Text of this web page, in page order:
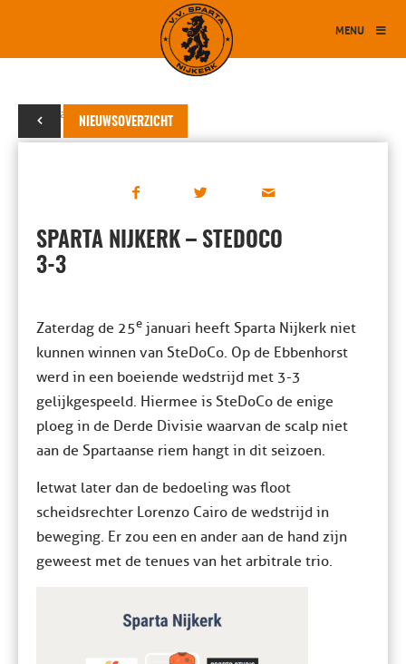
MENU
NIEUWSOVERZICHT
25 januari 2020
SPARTA NIJKERK – STEDOCO
3-3
Zaterdag de 25e januari heeft Sparta Nijkerk niet
kunnen winnen van SteDoCo. Op de Ebbenhorst
werd in een boeiende wedstrijd met 3-3
gelijkgespeeld. Hiermee is SteDoCo de enige
ploeg in de Derde Divisie waarvan de scalp niet
aan de Spartaanse riem hangt in dit seizoen.
Ietwat later dan de bedoeling was floot
scheidsrechter Lorenzo Cairo de wedstrijd in
beweging. Er zou een en ander aan de hand zijn
geweest met de tenues van het arbitrale trio.